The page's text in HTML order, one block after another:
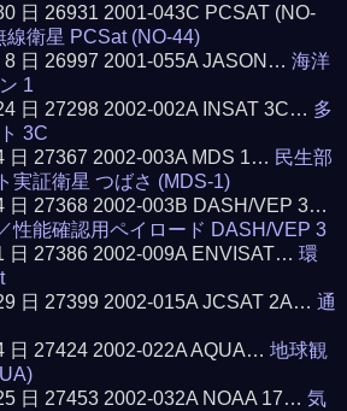
日 26931 2001-043C PCSAT (NO-
線衛星 PCSat (NO-44)
8 日 26997 2001-055A JASON…海洋
1
日 27298 2002-002A INSAT 3C… 多
3C
日 27367 2002-003A MDS 1… 民生部
実証衛星 つばさ (MDS-1)
日 27368 2002-003B DASH/VEP 3…
性能確認用ペイロード DASH/VEP 3
日 27386 2002-009A ENVISAT…環
日 27399 2002-015A JCSAT 2A…通
日 27424 2002-022A AQUA…地球観
日 27453 2002-032A NOAA 17…気